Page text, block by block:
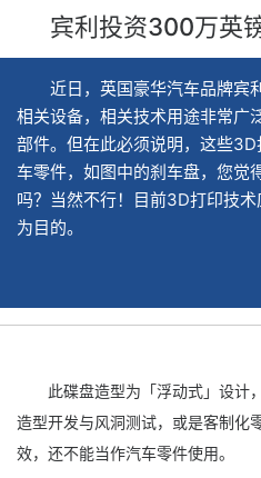
宾利投资300万英
近日，英国豪华汽车品牌宾
相关设备，相关技术用途非常广
部件。但在此必须说明，这些
车零件，如图中的刹车盘，您觉
吗？当然不行！目前3D打印技
为目的。
此碟盘造型为「浮动式」设计
造型开发与风洞测试，或是客制化
效，还不能当作汽车零件使用。